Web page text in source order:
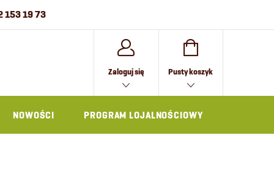
153 19 73
Zaloguj się KOSZYK
Pusty koszyk
NOWOŚCI PROGRAM LOJALNOŚCIOWY